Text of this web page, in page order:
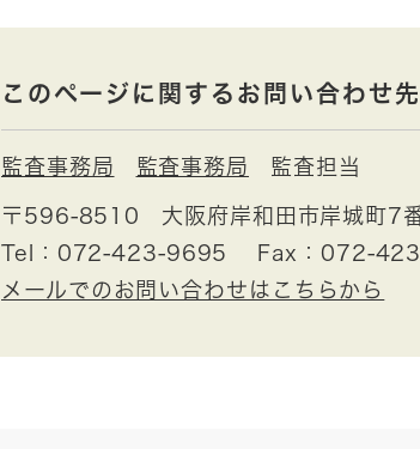
このページに関するお問い合わせ先
監査事務局 監査事務局 監査担当
〒596-8510
大阪府岸和田市岸城町
Tel：072-423-9695
Fax：072-
メールでのお問い合わせはこちらから